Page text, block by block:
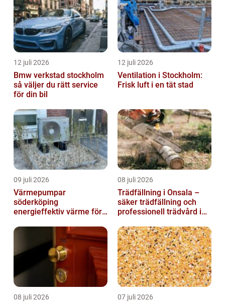
12 juli 2026
Bmw verkstad stockholm
så väljer du rätt service
för din bil
12 juli 2026
Ventilation i Stockholm:
Frisk luft i en tät stad
09 juli 2026
Värmepumpar
söderköping
energieffektiv värme för
08 juli 2026
Trädfällning i Onsala –
säker trädfällning och
professionell trädvård i
08 juli 2026 07 juli 2026